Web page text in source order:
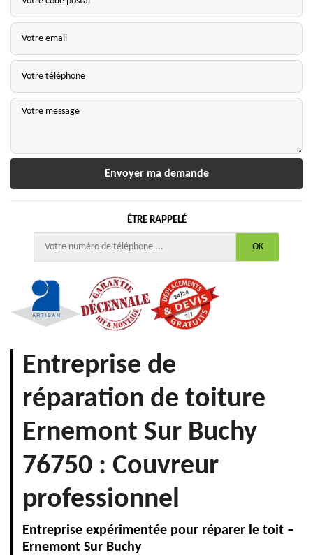
ÊTRE RAPPELÉ
Entreprise de
réparation de toiture
Ernemont Sur Buchy
76750 : Couvreur
professionnel
Entreprise expérimentée pour réparer le toit –
Ernemont Sur Buchy